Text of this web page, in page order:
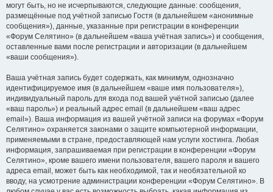
могут быть, но не исчерпываются, следующие данные: сообщения,
размещённые под учётной записью Гостя (в дальнейшем «анонимные
сообщения»), данные, указанные при регистрации в конференции
«Форум Селятино» (в дальнейшем «ваша учётная запись») и сообщения,
оставленные вами после регистрации и авторизации (в дальнейшем
«ваши сообщения»).
Ваша учётная запись будет содержать, как минимум, однозначно
идентифицируемое имя (в дальнейшем «ваше имя пользователя»),
индивидуальный пароль для входа под вашей учётной записью (далее
«ваш пароль») и реальный адрес email (в дальнейшем «ваш адрес
email»). Ваша информация из вашей учётной записи на форумах «Форум
Селятино» охраняется законами о защите компьютерной информации,
применяемыми в стране, предоставляющей нам услуги хостинга. Любая
информация, запрашиваемая при регистрации в конференции «Форум
Селятино», кроме вашего имени пользователя, вашего пароля и вашего
адреса email, может быть как необходимой, так и необязательной ко
вводу, на усмотрение администрации конференции «Форум Селятино». В